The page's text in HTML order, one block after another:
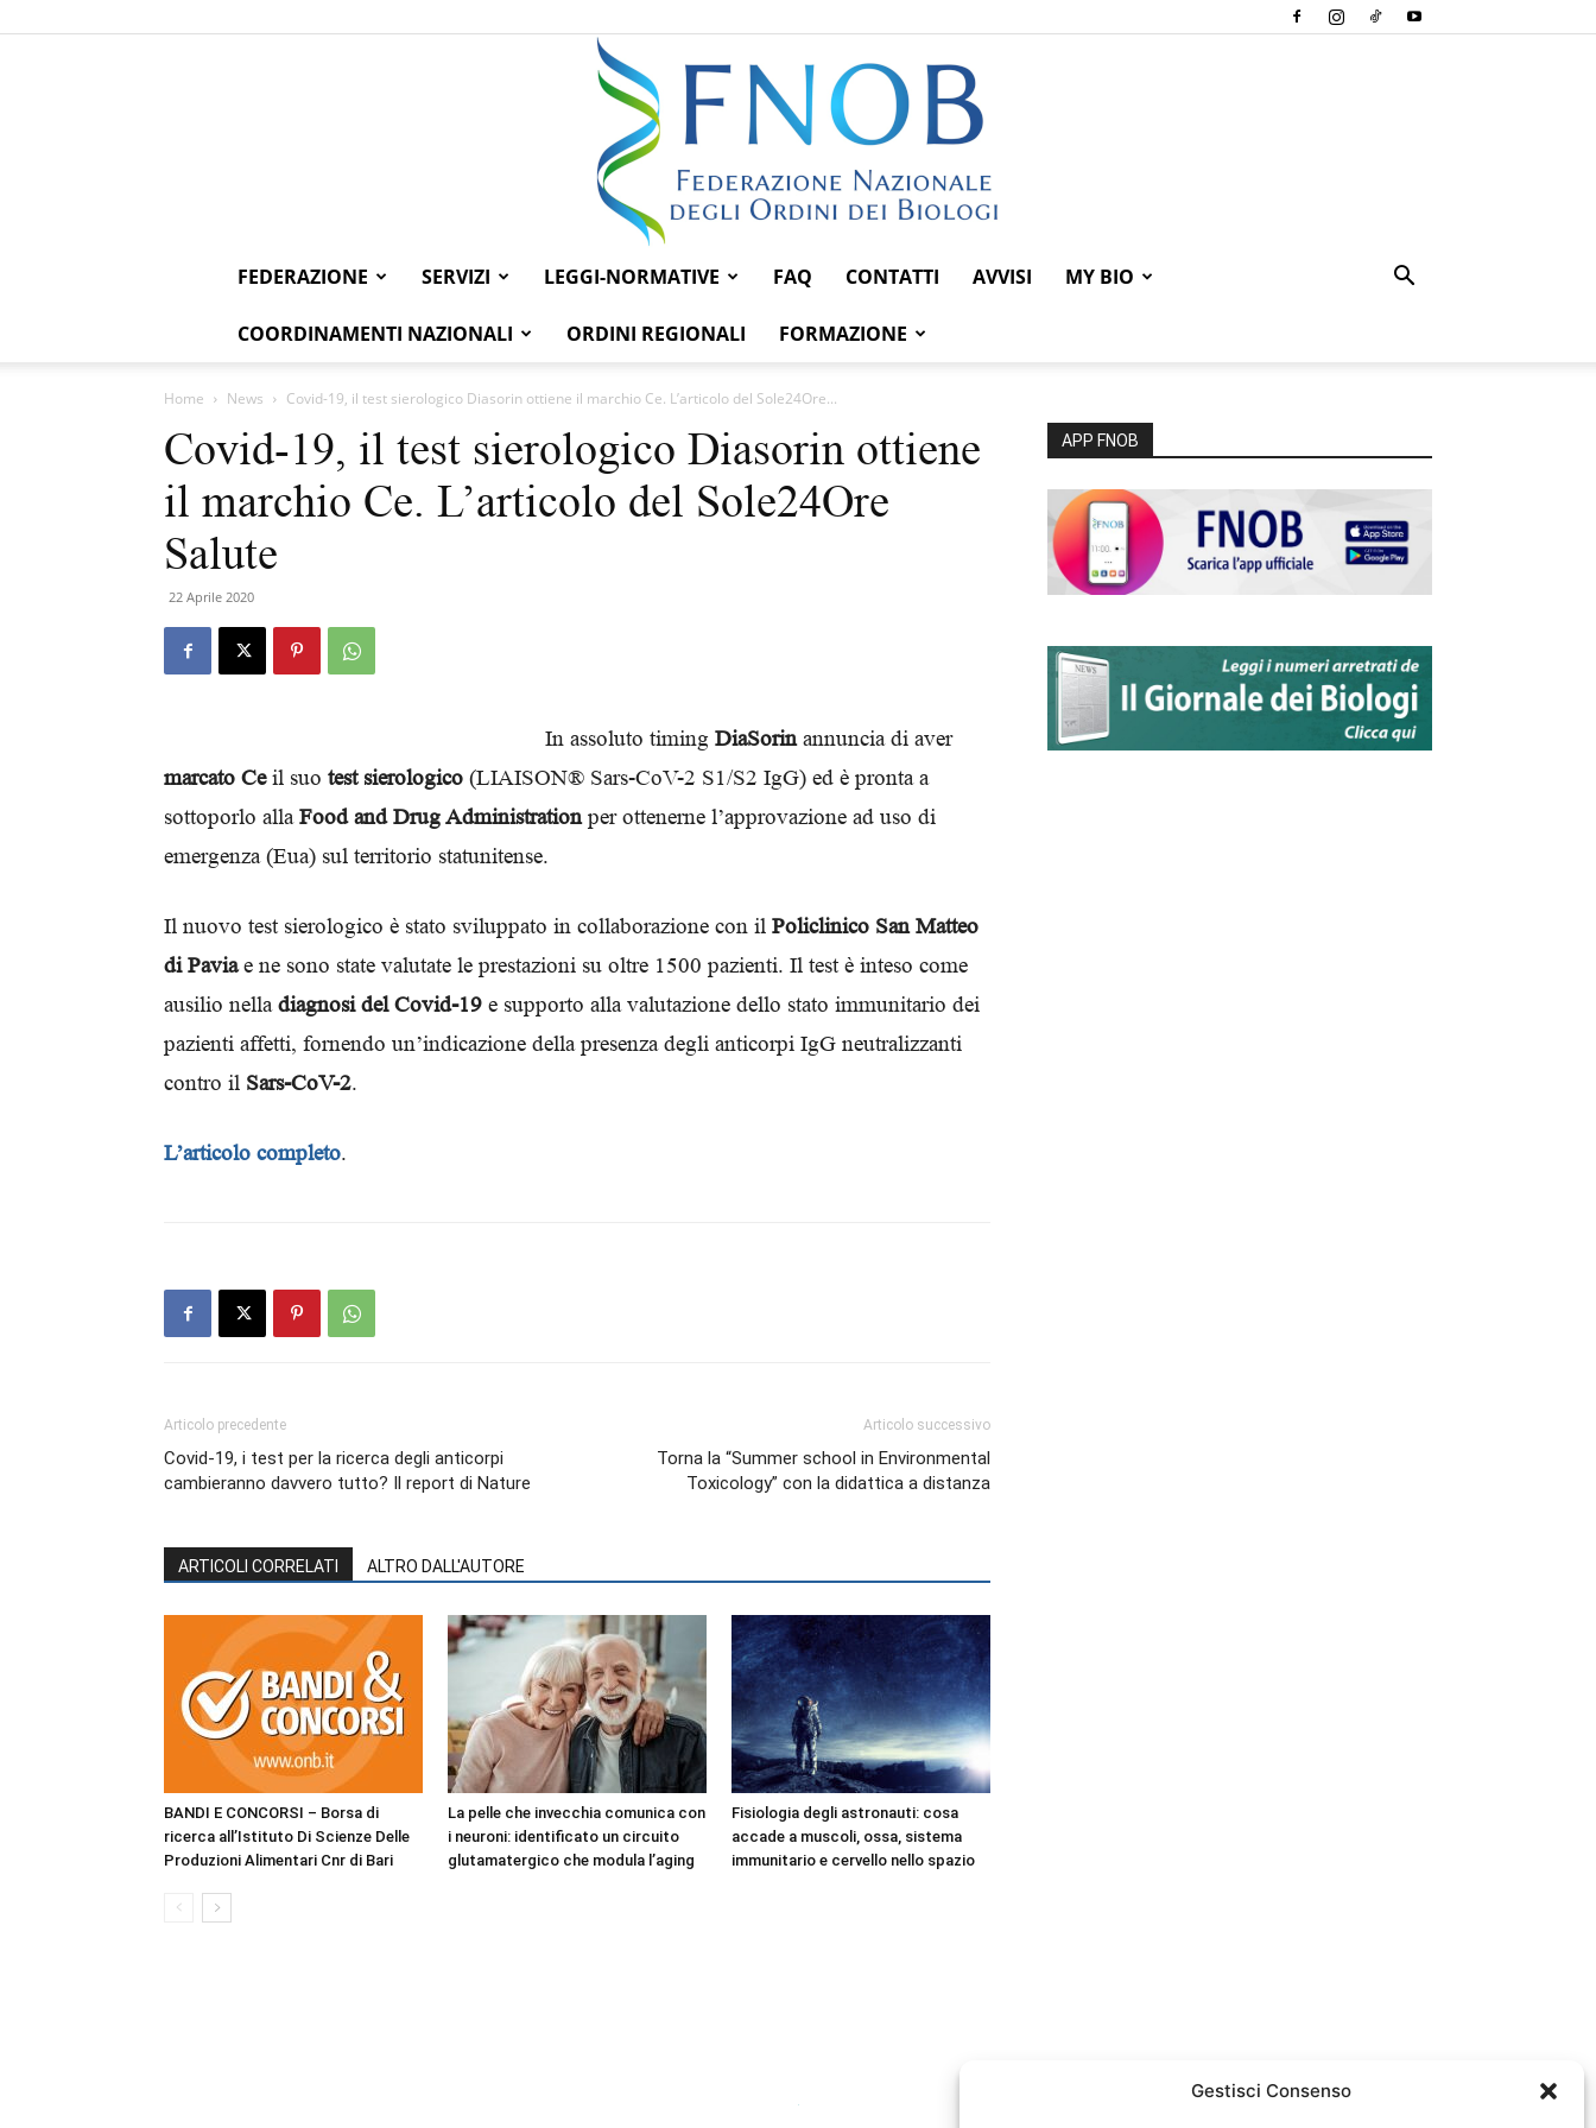
Gestisci Consenso
Federazione
Ordini
FEDERAZIONE SERVIZI LEGGI-NORMATIVE FAQ CONTATTI AVVISI MY BIO
COORDINAMENTI NAZIONALI ORDINI REGIONALI FORMAZIONE
Home News Covid-19, il test sierologico Diasorin ottiene il marchio Ce. L’articolo del Sole24Ore...
Covid-19, il test sierologico Diasorin ottiene
il marchio Ce. L’articolo del Sole24Ore
Salute
22 Aprile 2020
In assoluto timing DiaSorinannuncia di aver
marcato Ceil suo test sierologico (LIAISON® Sars-CoV-2 S1/S2 IgG) ed è pronta a
sottoporlo allaFood and Drug Administrationper ottenerne l’approvazione ad uso di
emergenza (Eua) sul territorio statunitense.
Il nuovo test sierologico è stato sviluppato in collaborazione con il Policlinico San Matteo
di Paviae ne sono state valutate le prestazioni su oltre 1500 pazienti. Il test è inteso come
ausilio nelladiagnosi del Covid-19 e supporto alla valutazione dello stato immunitario dei
pazienti affetti, fornendo un’indicazione della presenza degli anticorpi IgG neutralizzanti
contro il Sars-CoV-2.
L’articolo completo.
Articolo precedente
Covid-19, i test per la ricerca degli anticorpi
cambieranno davvero tutto? Il report di Nature
Articolo successivo
Torna la “Summer school in Environmental
Toxicology” con la didattica a distanza
ARTICOLI CORRELATI ALTRO DALL'AUTORE
BANDI E CONCORSI – Borsa di
ricerca all’Istituto Di Scienze Delle
Produzioni Alimentari Cnr di Bari
La pelle che invecchia comunica con
i neuroni: identificato un circuito
glutamatergico che modula l’aging
Fisiologia degli astronauti: cosa
accade a muscoli, ossa, sistema
immunitario e cervello nello spazio
APP FNOB